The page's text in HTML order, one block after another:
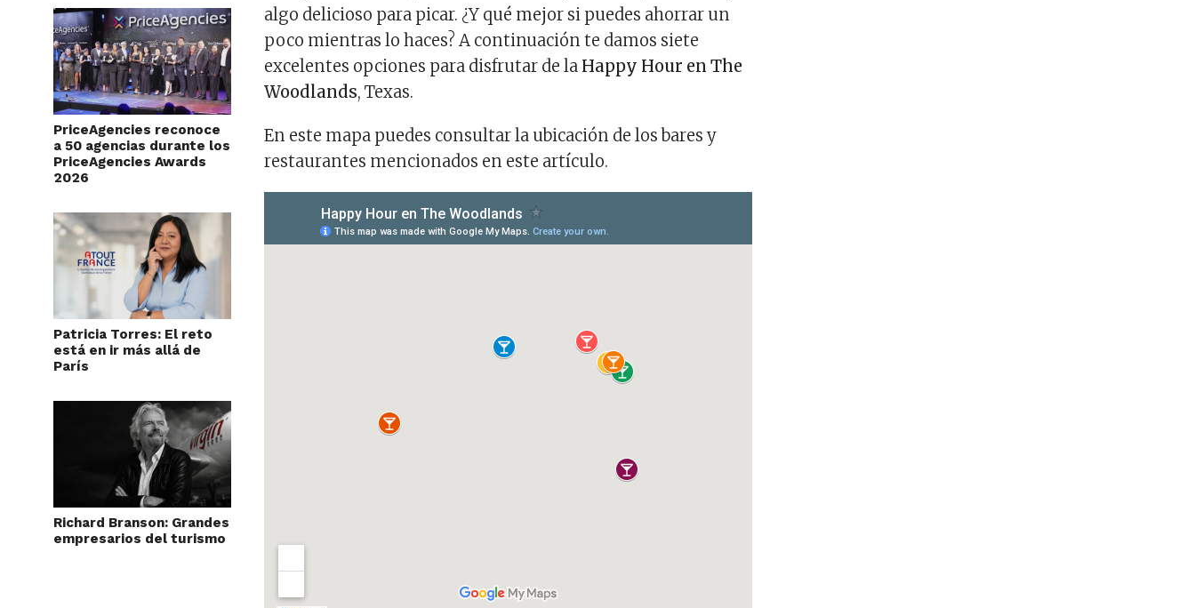
PriceAgencies reconoce
a 50 agencias durante los
PriceAgencies Awards
2026
Patricia Torres: El reto
está en ir más allá de
París
Richard Branson: Grandes
empresarios del turismo
algo delicioso para picar. ¿Y qué mejor si puedes ahorrar un
poco mientras lo haces? A continuación te damos siete
excelentes opciones para disfrutar de la Happy Hour en The
Woodlands, Texas.
En este mapa puedes consultar la ubicación de los bares y
restaurantes mencionados en este artículo.